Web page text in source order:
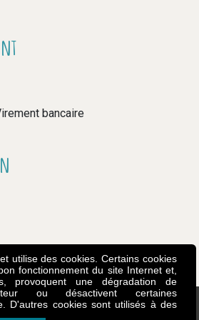
bancaire
utilise des cookies. Certains cookies
fonctionnement du site Internet et,
provoquent une dégradation de
ou désactivent certaines
D'autres cookies sont utilisés à des
Les cookies nous permettent